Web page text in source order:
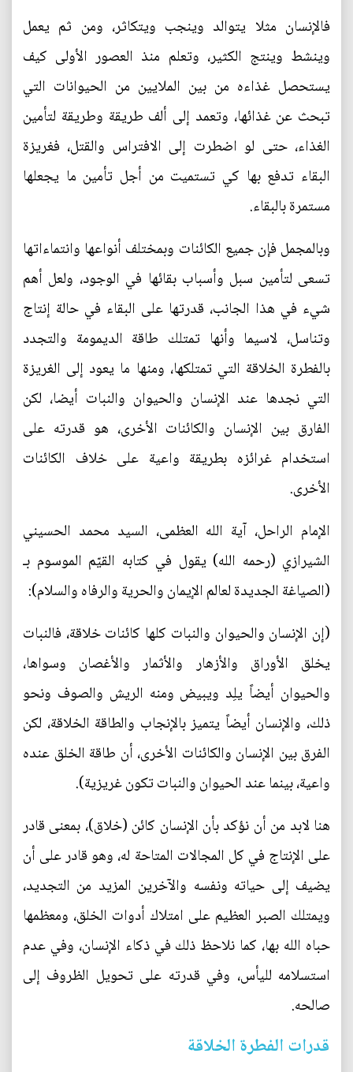
فالإنسان مثلا يتوالد وينجب ويتكاثر، ومن ثم يعمل
وينشط وينتج الكثير، وتعلم منذ العصور الأولى كيف
يستحصل غذاءه من بين الملايين من الحيوانات التي
تبحث عن غذائها، وتعمد إلى ألف طريقة وطريقة لتأمين
الغذاء، حتى لو اضطرت إلى الافتراس والقتل، فغريزة
البقاء تدفع بها كي تستميت من أجل تأمين ما يجعلها
مستمرة بالبقاء.
وبالمجمل فإن جميع الكائنات وبمختلف أنواعها وانتماءاتها
تسعى لتأمين سبل وأسباب بقائها في الوجود، ولعل أهم
شيء في هذا الجانب، قدرتها على البقاء في حالة إنتاج
وتناسل، لاسيما وأنها تمتلك طاقة الديمومة والتجدد
بالفطرة الخلاقة التي تمتلكها، ومنها ما يعود إلى الغريزة
التي نجدها عند الإنسان والحيوان والنبات أيضا، لكن
الفارق بين الإنسان والكائنات الأخرى، هو قدرته على
استخدام غرائزه بطريقة واعية على خلاف الكائنات
الأخرى.
الإمام الراحل، آية الله العظمى، السيد محمد الحسيني
الشيرازي (رحمه الله) يقول في كتابه القيّم الموسوم بـ
(الصياغة الجديدة لعالم الإيمان والحرية والرفاه والسلام):
(إن الإنسان والحيوان والنبات كلها كائنات خلاقة، فالنبات
يخلق الأوراق والأزهار والأثمار والأغصان وسواها،
والحيوان أيضاً يلِد ويبيض ومنه الريش والصوف ونحو
ذلك، والإنسان أيضاً يتميز بالإنجاب والطاقة الخلاقة، لكن
الفرق بين الإنسان والكائنات الأخرى، أن طاقة الخلق عنده
واعية، بينما عند الحيوان والنبات تكون غريزية).
هنا لابد من أن نؤكد بأن الإنسان كائن (خلاق)، بمعنى قادر
على الإنتاج في كل المجالات المتاحة له، وهو قادر على أن
يضيف إلى حياته ونفسه والآخرين المزيد من التجديد،
ويمتلك الصبر العظيم على امتلاك أدوات الخلق، ومعظمها
حباه الله بها، كما نلاحظ ذلك في ذكاء الإنسان، وفي عدم
استسلامه لليأس، وفي قدرته على تحويل الظروف إلى
صالحه.
قدرات الفطرة الخلاقة